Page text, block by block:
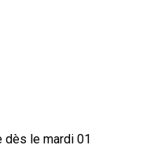
dès le mardi 01